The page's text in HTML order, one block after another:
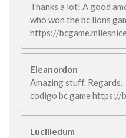
Thanks a lot! A good
who won the bc lions
https://
Eleanordon
Amazing stuff. Regards.
codigo bc game https://
Lucilledum